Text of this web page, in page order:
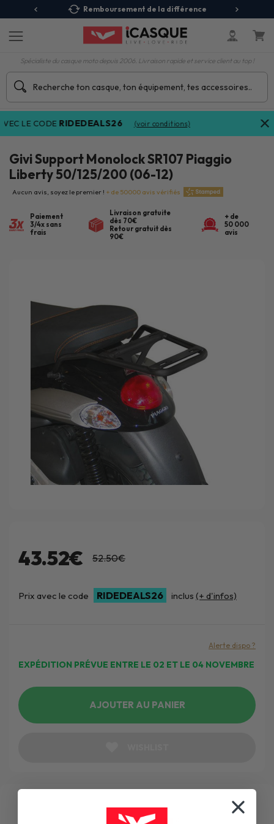
Remboursement de la différence
Spécialiste du casque moto depuis 2006. Livraison rapide et service client au top !
LE CODERIDEDEALS26 (voir conditions)
Givi Support Monolock SR107 Piaggio
Liberty 50/125/200 (06-12)
Aucun avis, soyez le premier ! + de 50000 avis vérifiés
Paiement
3/4x sans
frais
Livraison gratuite
dès 70€
Retour gratuit dès
90€
+ de
50 000
avis
43.52€ 52.50€
Prix avec le code RIDEDEALS26 inclus (+ d'infos)
EXPÉDITION PRÉVUE ENTRE LE 02 ET LE 04 NOVEMBRE
Alerte dispo ?
AJOUTER AU PANIER